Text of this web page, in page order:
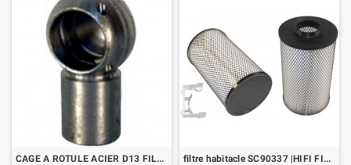
CAGE A ROTULE ACIER D13 FILETAGE M8 filtre habitacle SC90337 |HIFI FILTER